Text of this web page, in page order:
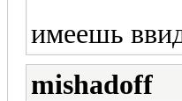
имеешь
mishadoff